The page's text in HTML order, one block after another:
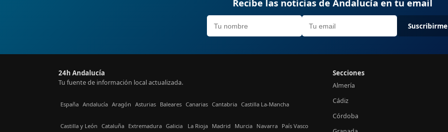
Recibe las noticias de Andalucía en tu email
Suscribirme
24h Andalucía
Tu fuente de información local actualizada.
España Andalucía Aragón Asturias Baleares Canarias Cantabria Castilla La-Mancha
Castilla y León Cataluña Extremadura Galicia La Rioja Madrid Murcia Navarra País Vasco
Secciones
Almería
Cádiz
Córdoba